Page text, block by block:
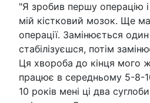
"Я зробив першу операцію
мій кістковий мозок. Ще
операції. Замінюється
стабілізуєшся, потім
Ця хвороба до кінця мого
працює в середньому 5-8-
10 років мені ці два